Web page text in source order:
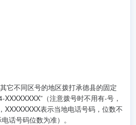
它不同区号的地区拨打承德县的固定
XXXXXXXX”（注意拨号时不用有-号，
XXXXXXXX表示当地电话号码，位数不
话号码位数为准）。